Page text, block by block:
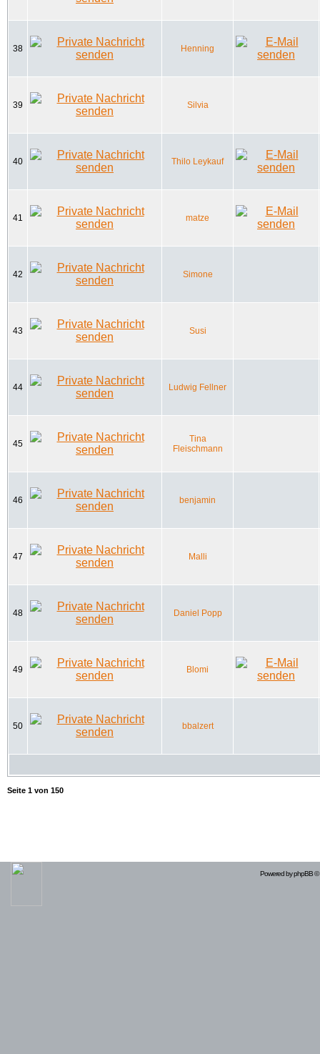
38 Henning
39 Silvia
40 Thilo Leykauf
41 matze
42 Simone
43 Susi
44 Ludwig Fellner
45
Tina
Fleischmann
46 benjamin
47 Malli
48 Daniel Popp
49 Blomi
50 bbalzert
Seite 1 von 150
Powered byphpBB©